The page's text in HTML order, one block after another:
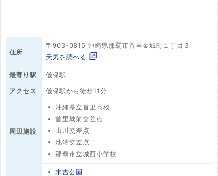
住所
〒903-0815 沖縄県那覇市首里金城町１丁目３
天気を調べる
最寄り駅 儀保駅
アクセス 儀保駅から徒歩11分
周辺施設
沖縄県立首里高校
首里城前交差点
山川交差点
池端交差点
那覇市立城西小学校
末吉公園